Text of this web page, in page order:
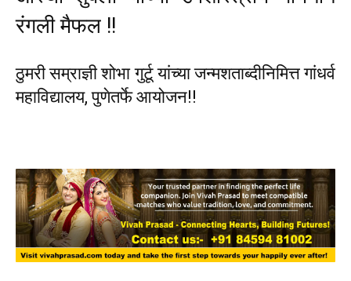
रंगली मैफल !!
ठुमरी सम्राज्ञी शोभा गुर्टू यांच्या जन्मशताब्दीनिमित्त गांधर्व
महाविद्यालय, पुणेतर्फे आयोजन!!